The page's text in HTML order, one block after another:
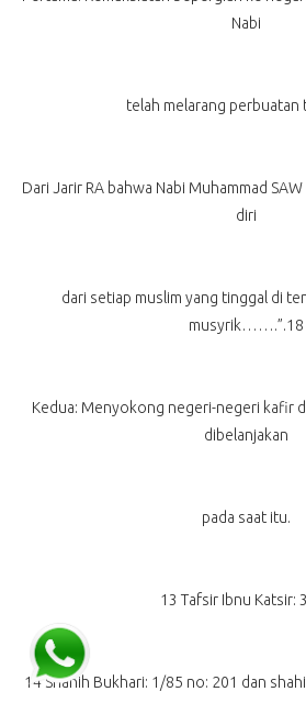
Nabi
telah melarang perbuatan
Dari Jarir RA bahwa Nabi Muhammad
diri
dari setiap muslim yang tinggal di
musyrik…….”.18
Kedua: Menyokong negeri-negeri kafir
dibelanjakan
pada saat itu.
13 Tafsir Ibnu Katsir:
14 Shahih Bukhari: 1/85 no: 201 dan